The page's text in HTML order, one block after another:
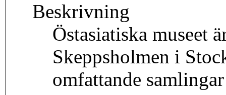
Beskrivning
Östasiatiska museet
Skeppsholmen i
omfattande